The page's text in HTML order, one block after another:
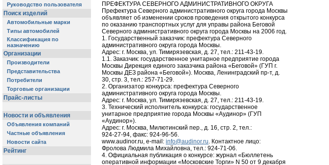
Руководство пользователя
Поиск изделий
Автомобильные марки
Типы автомобилей
Классификация по
назначению
Организации
Производители
Представительства
Потребители
Торговые организации
Прайс-листы
Новости и объявления
Объявления компаний
Частные объявления
Новости сайта
Рейтинг
ПРЕФЕКТУРА СЕВЕРНОГО АДМИНИСТРАТИВНОГО ОКРУГА
Префектура Северного административного округа города Москвы
объявляет об изменении сроков проведения открытого конкурса
по оказанию транспортных услуг для управы района Беговой
Северного административного округа города Москвы на 2006 год.
1. Государственный заказчик: префектура Северного
административного округа города Москвы.
Адрес: г. Москва, ул. Тимирязевская, д. 27, тел.: 211-43-19.
1.1. Заказчик: государственное унитарное предприятие города
Москвы Дирекция единого заказчика района «Беговой» (ГУП г.
Москвы ДЕЗ района «Беговой»). Москва, Ленинградский пр-т, д.
30, стр. 3, тел.: 257-71-29.
2. Организатор конкурса: префектура Северного
административного округа города Москвы.
Адрес: г. Москва, ул. Тимирязевская, д. 27, тел.: 211-43-19.
3. Технический исполнитель конкурса: государственное
унитарное предприятие города Москвы «Аудинор» (ГУП
«Аудинор»).
Адрес: г. Москва, Милютинский пер., д. 16, стр. 2, тел.:
924-27-94, факс: 924-96-56.
www.audinor.ru, e-mail: info@audinor.ru. Контактное лицо:
Фролова Людмила Михайловна, тел.: 924-71-06.
4. Официальная публикация о конкурсе: журнал «Бюллетень
оперативной информации «Московские Торги» N 50 от 9 декабря